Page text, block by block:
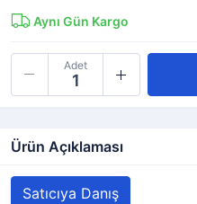
Aynı Gün Kargo
Adet
Ürün Açıklaması
Satıcıya Danış